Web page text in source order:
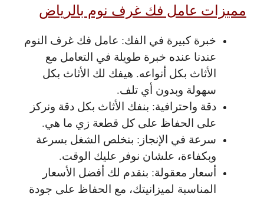
مميزات عامل فك غرف نوم بالرياض
خبرة كبيرة في الفك: عامل فك غرف النوم
عندنا عنده خبرة طويلة في التعامل مع
الأثاث بكل أنواعه. هيفك لك الأثاث بكل
سهولة وبدون أي تلف.
دقة واحترافية: بنفك الأثاث بكل دقة ونركز
على الحفاظ على كل قطعة زي ما هي.
سرعة في الإنجاز: بنخلص الشغل بسرعة
وبكفاءة، علشان نوفر عليك الوقت.
أسعار معقولة: بنقدم لك أفضل الأسعار
المناسبة لميزانيتك، مع الحفاظ على جودة